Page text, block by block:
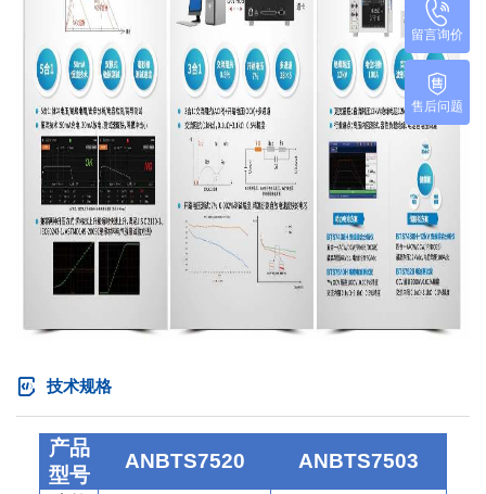
技术规格
产品
型号
ANBTS7520
ANBTS7503
留言询价
售后问题